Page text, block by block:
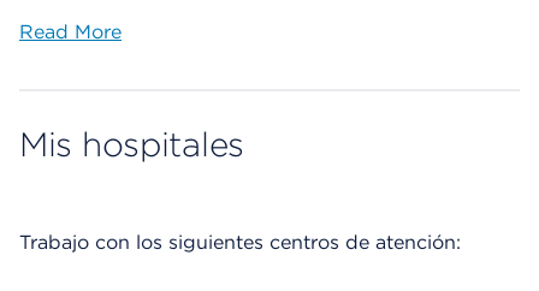
Read More
Mis hospitales
Trabajo con los siguientes centros de atención: